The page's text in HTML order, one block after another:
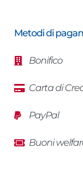
Metodi di
Bonifico
Carta di
PayPal
Buoni